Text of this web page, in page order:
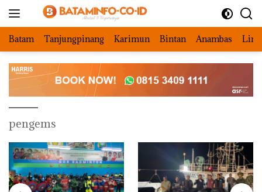
Batam Tanjungpinang Karimun Bintan Anambas
pengems